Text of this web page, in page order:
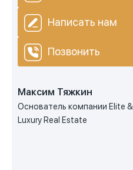
Написать нам
Позвонить
Максим Тяжкин
Основатель компании Elite &
Luxury Real Estate